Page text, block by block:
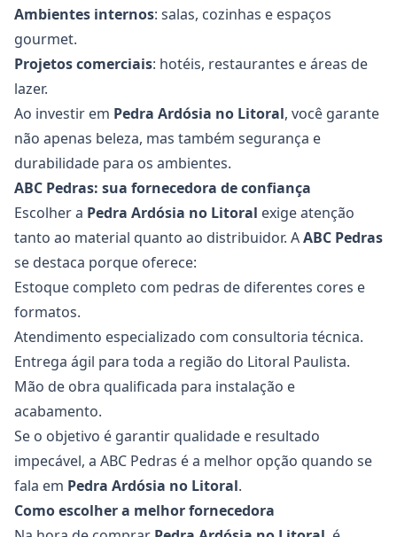
Ambientes internos: salas, cozinhas e espaços
gourmet.
Projetos comerciais: hotéis, restaurantes e áreas de
lazer.
Ao investir em Pedra Ardósia no Litoral, você garante
não apenas beleza, mas também segurança e
durabilidade para os ambientes.
ABC Pedras: sua fornecedora de confiança
Escolher a Pedra Ardósia no Litoral exige atenção
tanto ao material quanto ao distribuidor. AABC Pedras
se destaca porque oferece:
Estoque completo com pedras de diferentes cores e
formatos.
Atendimento especializado com consultoria técnica.
Entrega ágil para toda a região do Litoral Paulista.
Mão de obra qualificada para instalação e
acabamento.
Se o objetivo é garantir qualidade e resultado
impecável, a ABC Pedras é a melhor opção quando se
fala em Pedra Ardósia no Litoral.
Como escolher a melhor fornecedora